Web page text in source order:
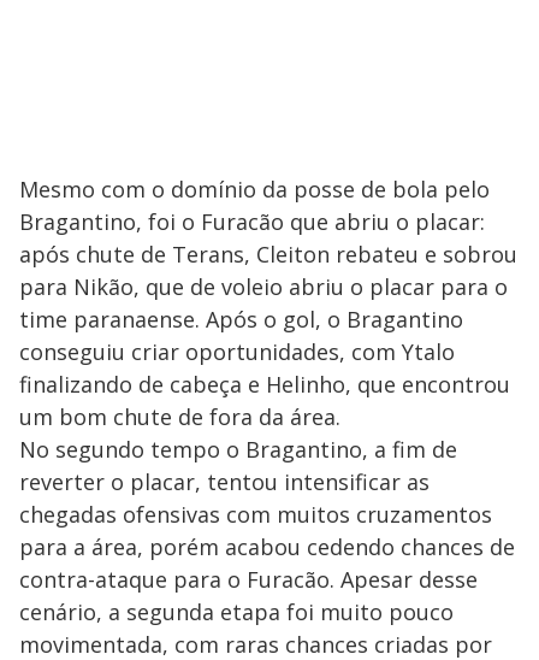
Mesmo com o domínio da posse de bola pelo
Bragantino, foi o Furacão que abriu o placar:
após chute de Terans, Cleiton rebateu e sobrou
para Nikão, que de voleio abriu o placar para o
time paranaense. Após o gol, o Bragantino
conseguiu criar oportunidades, com Ytalo
finalizando de cabeça e Helinho, que encontrou
um bom chute de fora da área.
No segundo tempo o Bragantino, a fim de
reverter o placar, tentou intensificar as
chegadas ofensivas com muitos cruzamentos
para a área, porém acabou cedendo chances de
contra-ataque para o Furacão. Apesar desse
cenário, a segunda etapa foi muito pouco
movimentada, com raras chances criadas por